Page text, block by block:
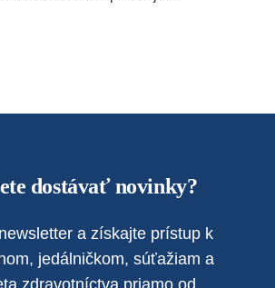
dostávať novinky?
a získajte prístup k
jedálničkom, súťažiam a
zdravotníctva priamo od